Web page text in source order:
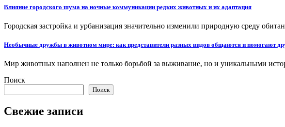
Влияние городского шума на ночные коммуникации редких животных и их адаптация
Городская застройка и урбанизация значительно изменили природную среду
Необычные дружбы в животном мире: как представители разных видов общаются и помогают
Мир животных наполнен не только борьбой за выживание, но и уникальными
Поиск
Поиск
Свежие записи